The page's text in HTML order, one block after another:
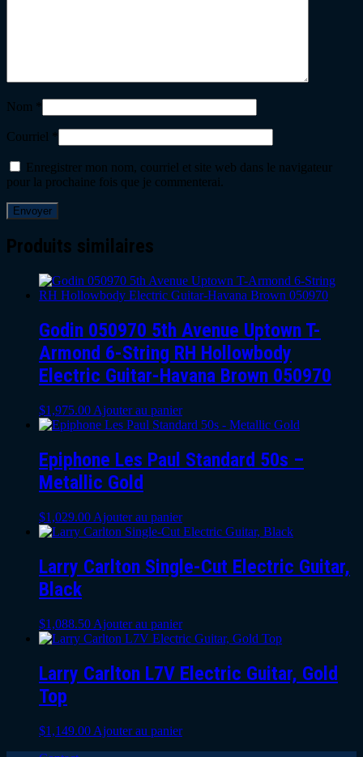
Nom *
Courriel *
Enregistrer mon nom, courriel et site web dans le navigateur
pour la prochaine fois que je commenterai.
Produits similaires
Godin 050970 5th Avenue Uptown T-
Armond 6-String RH Hollowbody
Electric Guitar-Havana Brown 050970
$1,975.00 Ajouter au panier
Epiphone Les Paul Standard 50s –
Metallic Gold
$1,029.00 Ajouter au panier
Larry Carlton Single-Cut Electric Guitar,
Black
$1,088.50 Ajouter au panier
Larry Carlton L7V Electric Guitar, Gold
Top
$1,149.00 Ajouter au panier